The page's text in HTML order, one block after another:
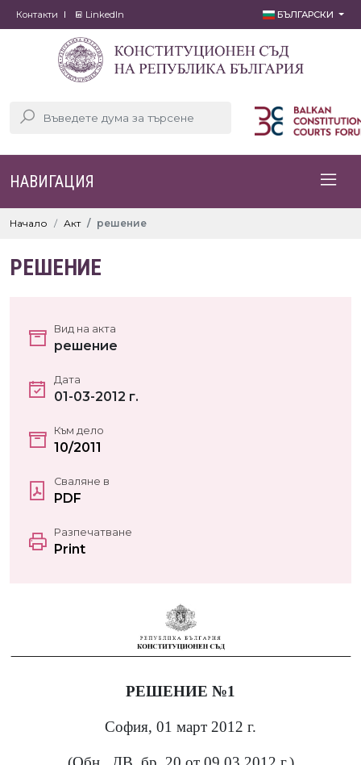
Контакти LinkedIn БЪЛГАРСКИ
НАВИГАЦИЯ
Начало Акт решение
РЕШЕНИЕ
Вид на акта
решение
Дата
01-03-2012 г.
Към дело
10/2011
Сваляне в
PDF
Разпечатване
Print
РЕШЕНИЕ №1
София, 01 март 2012 г.